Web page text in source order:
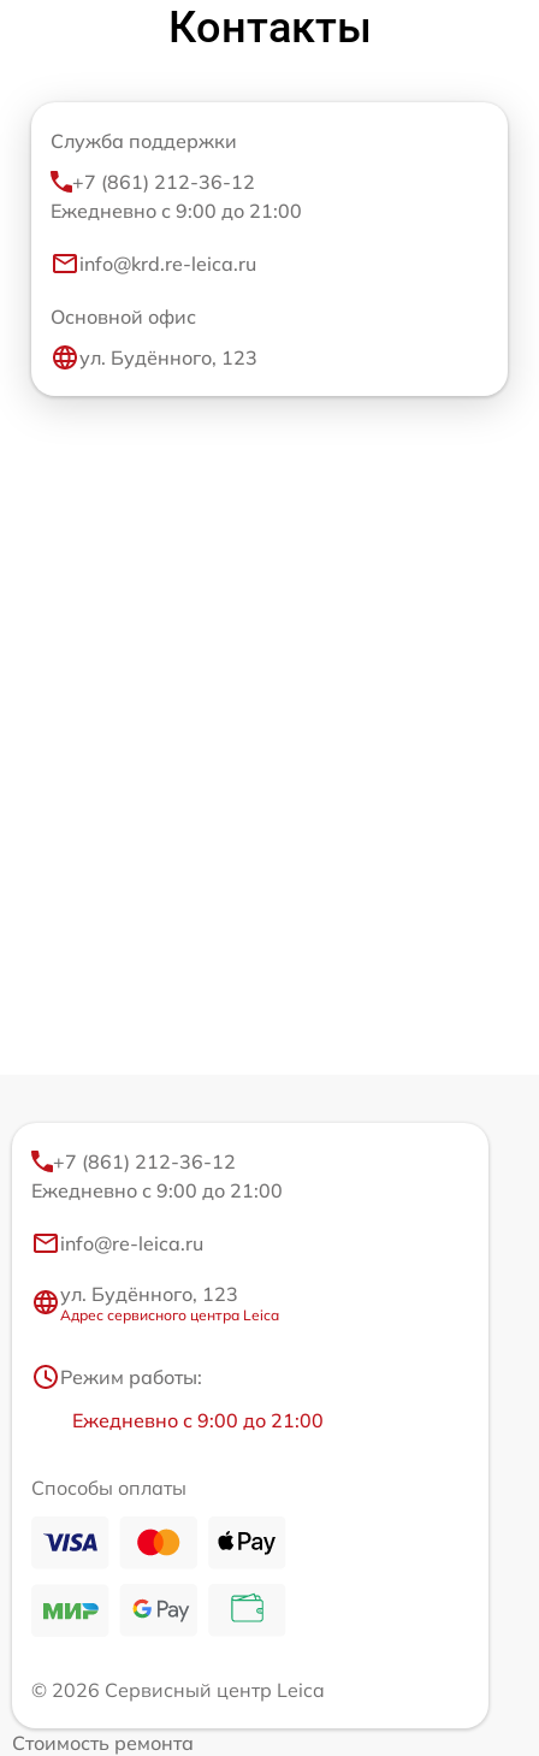
Контакты
Служба поддержки
+7 (861) 212-36-12
Ежедневно с 9:00 до 21:00
info@krd.re-leica.ru
Основной офис
ул. Будённого, 123
+7 (861) 212-36-12
Ежедневно с 9:00 до 21:00
info@re-leica.ru
ул. Будённого, 123
Адрес сервисного центра Leica
Режим работы:
Ежедневно с 9:00 до 21:00
Способы оплаты
© 2026 Сервисный центр Leica
Стоимость ремонта